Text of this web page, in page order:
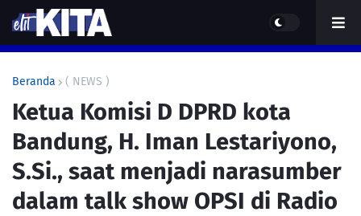
Beranda ( NEWS )
Ketua Komisi D DPRD kota
Bandung, H. Iman Lestariyono,
S.Si., saat menjadi narasumber
dalam talk show OPSI di Radio